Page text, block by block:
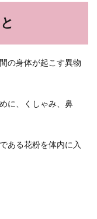
の身体が起こす異物
に、くしゃみ、鼻
ある花粉を体内に入